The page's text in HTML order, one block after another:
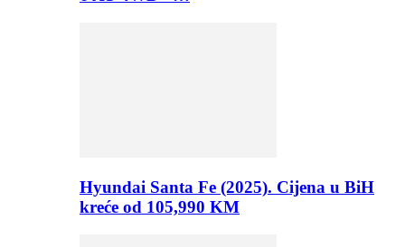
Hyundai Santa Fe (2025). Cijena u BiH
kreće od 105,990 KM